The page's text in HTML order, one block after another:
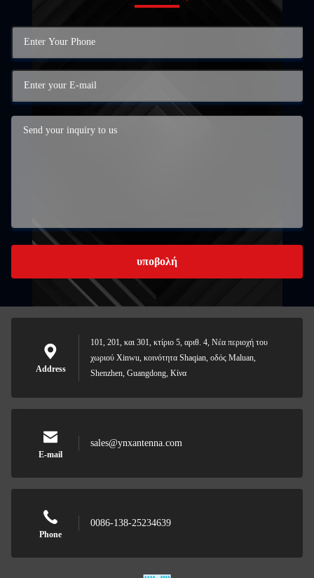
υποβολή
Address
101, 201, και 301, κτίριο 5, αριθ. 4, Νέα περιοχή του
χωριού Xinwu, κοινότητα Shaqian, οδός Maluan,
Shenzhen, Guangdong, Κίνα
E-mail
sales@ynxantenna.com
Phone
0086-138-25234639